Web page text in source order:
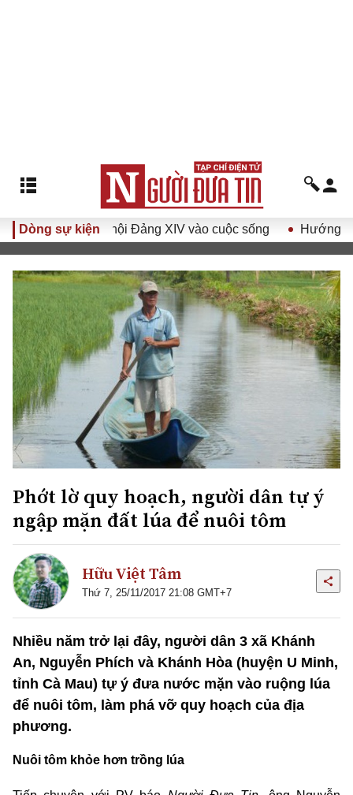
Dòng sự kiện
Đại hội Đảng XIV vào cuộc sống Hướng tới Đại hội
Phớt lờ quy hoạch, người dân tự ý
ngập mặn đất lúa để nuôi tôm
Hữu Việt Tâm
Thứ 7, 25/11/2017 21:08 GMT+7
Nhiều năm trở lại đây, người dân 3 xã Khánh
An, Nguyễn Phích và Khánh Hòa (huyện U Minh,
tỉnh Cà Mau) tự ý đưa nước mặn vào ruộng lúa
để nuôi tôm, làm phá vỡ quy hoạch của địa
phương.
Nuôi tôm khỏe hơn trồng lúa